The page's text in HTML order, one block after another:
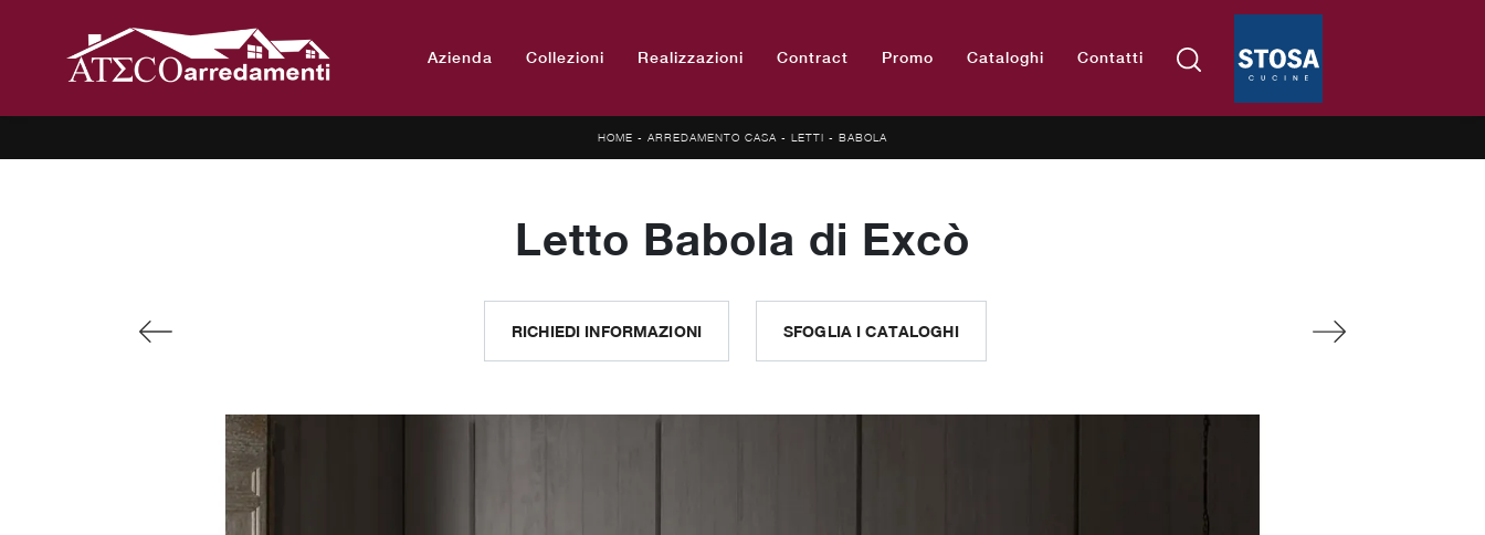
Azienda Collezioni Realizzazioni Contract Promo Cataloghi Contatti
HOME - ARREDAMENTO CASA - LETTI - BABOLA
Letto Babola di Excò
RICHIEDI INFORMAZIONI SFOGLIA I CATALOGHI